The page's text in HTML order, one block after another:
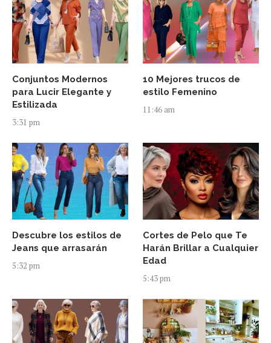
Conjuntos Modernos
para Lucir Elegante y
Estilizada
3:31 pm
10 Mejores trucos de
estilo Femenino
11:46 am
Descubre los estilos de
Jeans que arrasarán
5:32 pm
Cortes de Pelo que Te
Harán Brillar a Cualquier
Edad
5:43 pm